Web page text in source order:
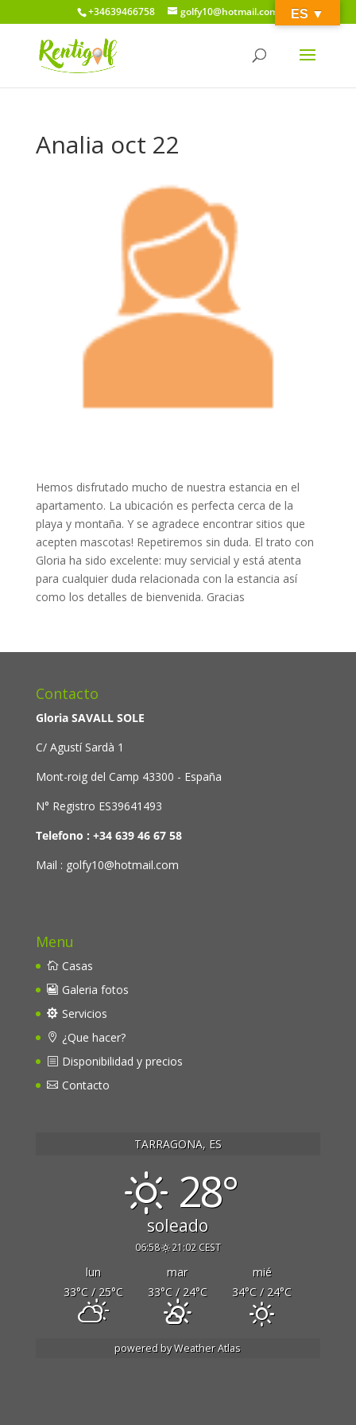
+34639466758 golfy10@hotmail.com
Analia oct 22
Hemos disfrutado mucho de nuestra estancia en el
apartamento. La ubicación es perfecta cerca de la
playa y montaña. Y se agradece encontrar sitios que
acepten mascotas! Repetiremos sin duda. El trato con
Gloria ha sido excelente: muy servicial y está atenta
para cualquier duda relacionada con la estancia así
como los detalles de bienvenida. Gracias
Contacto
Gloria SAVALL SOLE
C/ Agustí Sardà 1
Mont-roig del Camp 43300 - España
N° Registro ES39641493
Telefono : +34 639 46 67 58
Mail : golfy10@hotmail.com
Menu
Casas
Galeria fotos
Servicios
¿Que hacer?
Disponibilidad y precios
Contacto
TARRAGONA, ES
28°
soleado
06:58 21:02 CEST
lun mar
mié
33°C/ 25°C 33°C/ 24°C 34°C / 24°C
powered byWeather Atlas
ES ­­▼